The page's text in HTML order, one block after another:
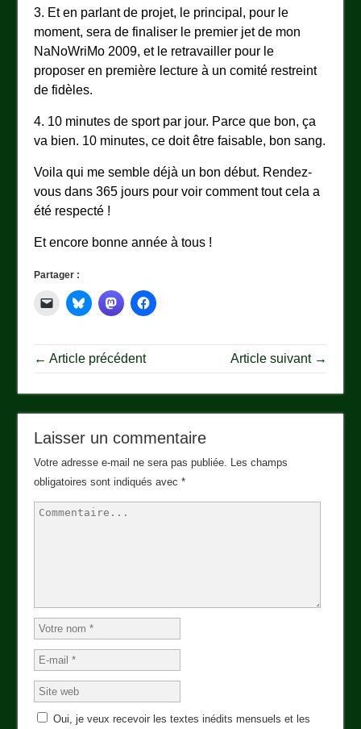
3. Et en parlant de projet, le principal, pour le
moment, sera de finaliser le premier jet de mon
NaNoWriMo 2009, et le retravailler pour le
proposer en première lecture à un comité restreint
de fidèles.
4. 10 minutes de sport par jour. Parce que bon, ça
va bien. 10 minutes, ce doit être faisable, bon sang.
Voila qui me semble déjà un bon début. Rendez-
vous dans 365 jours pour voir comment tout cela a
été respecté !
Et encore bonne année à tous !
Partager :
← Article précédent Article suivant →
Laisser un commentaire
Votre adresse e-mail ne sera pas publiée. Les champs
obligatoires sont indiqués avec*
Oui, je veux recevoir les textes inédits mensuels et les